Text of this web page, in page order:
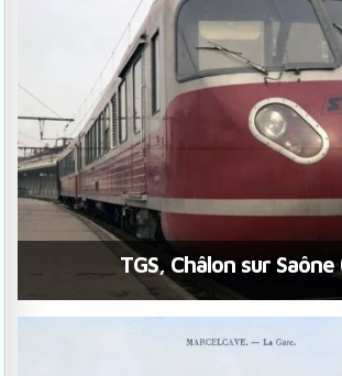
TGS, Châlon sur Saône